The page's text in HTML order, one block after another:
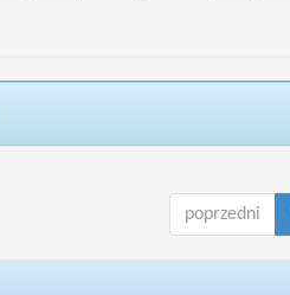
poprzedni